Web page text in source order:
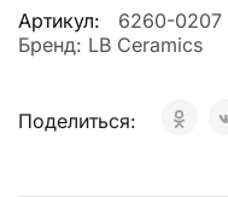
Артикул:
6260-0207
Бренд: LB Ceramics
Поделиться: